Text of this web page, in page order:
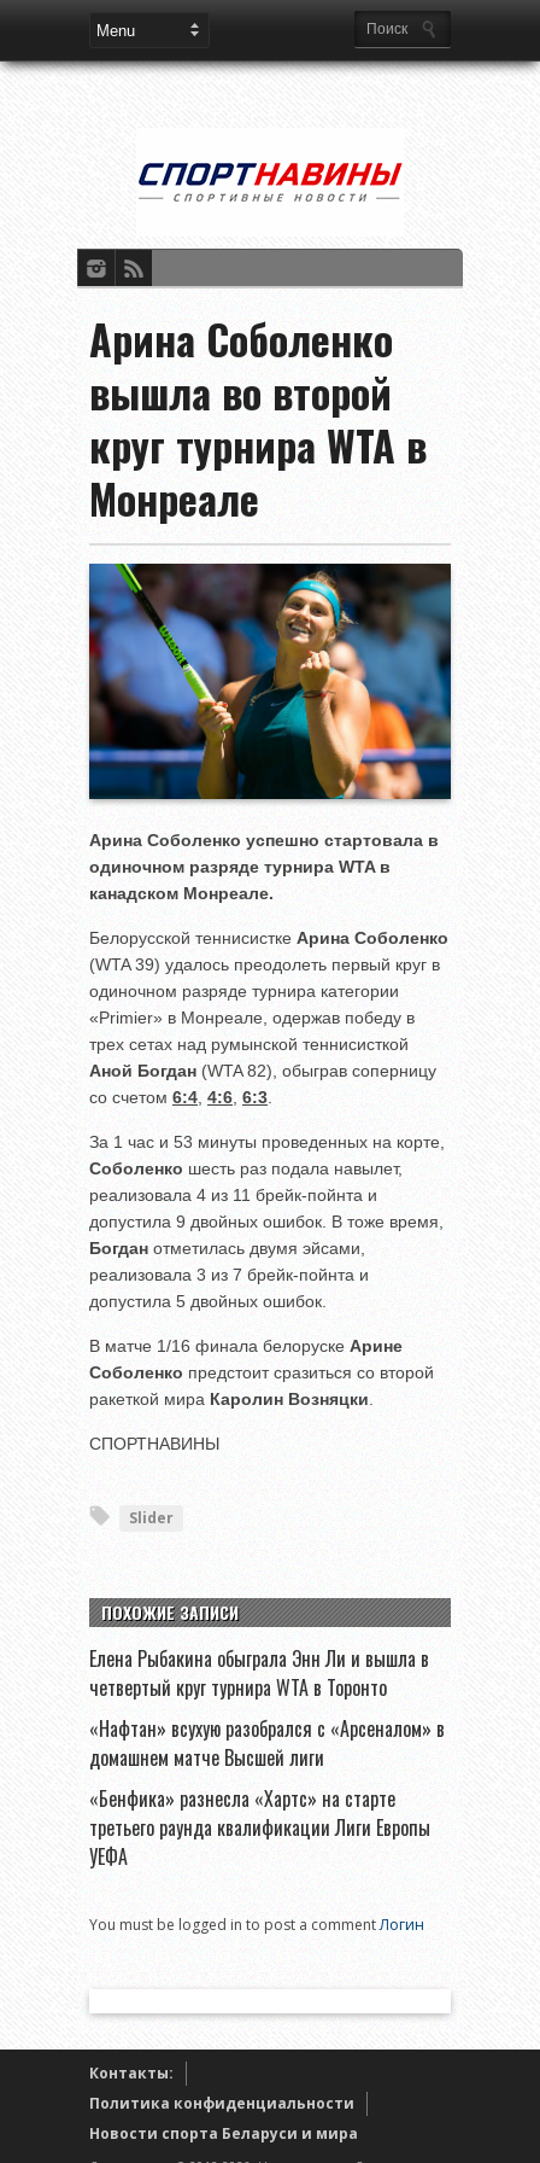
Арина Соболенко
вышла во второй
круг турнира WTA в
Монреале
Арина Соболенко успешно стартовала в
одиночном разряде турнира WTA в
канадском Монреале.
Белорусской теннисистке Арина Соболенко
(WTA 39) удалось преодолеть первый круг в
одиночном разряде турнира категории
«Primier» в Монреале, одержав победу в
трех сетах над румынской теннисисткой
Аной Богдан (WTA 82), обыграв соперницу
со счетом 6:4 4:6 6:3
За 1 час и 53 минуты проведенных на корте,
Соболенко шесть раз подала навылет,
реализовала 4 из 11 брейк-пойнта и
допустила 9 двойных ошибок. В тоже время,
Богдан отметилась двумя эйсами,
реализовала 3 из 7 брейк-пойнта и
допустила 5 двойных ошибок.
В матче 1/16 финала белоруске Арине
Соболенко предстоит сразиться со второй
ракеткой мира Каролин Возняцки
СПОРТНАВИНЫ
Slider
ПОХОЖИЕ ЗАПИСИ
Елена Рыбакина обыграла Энн Ли и вышла в
четвертый круг турнира WTA в Торонто
«Нафтан» всухую разобрался с «Арсеналом» в
домашнем матче Высшей лиги
«Бенфика» разнесла «Хартс» на старте
третьего раунда квалификации Лиги Европы
УЕФА
You must be logged in to post a commentЛогин
Контакты:
Политика конфиденциальности
Новости спорта Беларуси и мира